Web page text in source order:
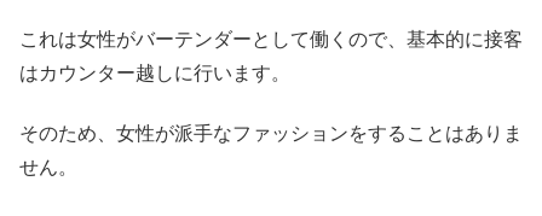
これは女性がバーテンダーとして働くので、基本的に接客
はカウンター越しに行います。
そのため、女性が派手なファッションをすることはありま
せん。